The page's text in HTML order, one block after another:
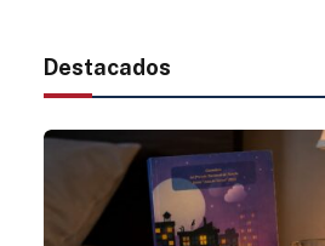
Destacados